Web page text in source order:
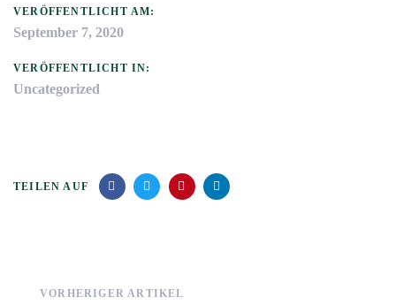
VERÖFFENTLICHT AM:
September 7, 2020
VERÖFFENTLICHT IN:
Uncategorized
TEILEN AUF
Vorheriger
VORHERIGER ARTIKEL